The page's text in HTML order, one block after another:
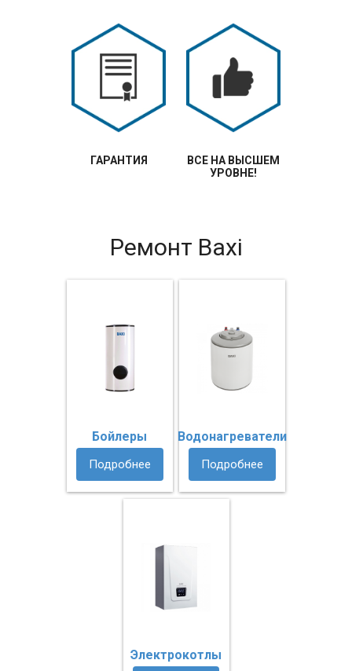
ГАРАНТИЯ
ВСЕ НА ВЫСШЕМ
УРОВНЕ!
Ремонт Baxi
Бойлеры
Подробнее
Водонагреватели
Подробнее
Электрокотлы